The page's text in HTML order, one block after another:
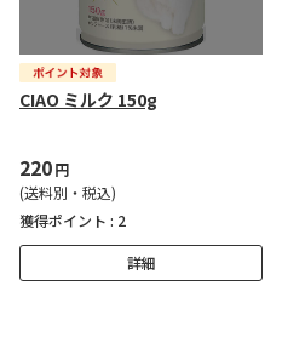
CIAO ミルク 150g
220円
(送料別・税込)
獲得ポイント : 2
詳細